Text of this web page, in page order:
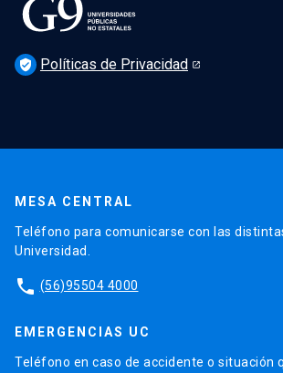
verified_user Políticas de Privacidad
MESA CENTRAL
Teléfono para comunicarse con las
Universidad.
phone (56)95504 4000
EMERGENCIAS UC
Teléfono en caso de accidente o situación